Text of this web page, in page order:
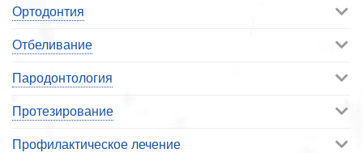
Ортодонтия
Отбеливание
Пародонтология
Протезирование
Профилактическое лечение